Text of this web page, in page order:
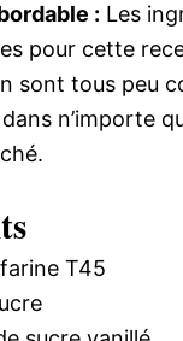
: Les
pour cette
sont tous peu
n’importe
T45